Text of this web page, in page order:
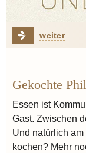
weiter
Gekochte
Essen ist
Gast. Zwischen
Und natürlich
kochen? Mehr